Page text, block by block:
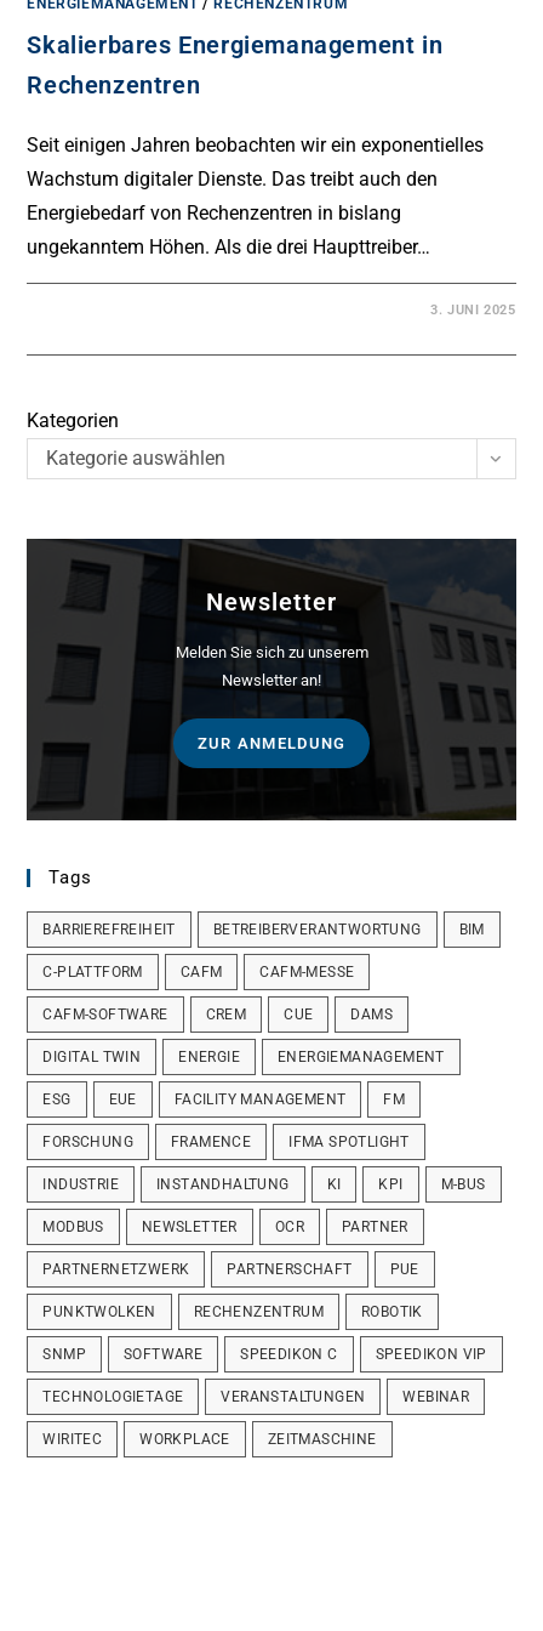
Skalierbares Energiemanagement in
Rechenzentren
Seit einigen Jahren beobachten wir ein exponentielles
Wachstum digitaler Dienste. Das treibt auch den
Energiebedarf von Rechenzentren in bislang
ungekanntem Höhen. Als die drei Haupttreiber…
3. JUNI 2025
Kategorien
Kategorie auswählen
Newsletter
Melden Sie sich zu unserem
Newsletter an!
ZUR ANMELDUNG
Tags
BARRIEREFREIHEIT BETREIBERVERANTWORTUNG BIM
C-PLATTFORM CAFM CAFM-MESSE
CAFM-SOFTWARE CREM CUE DAMS
DIGITAL TWIN ENERGIE ENERGIEMANAGEMENT
ESG EUE FACILITY MANAGEMENT FM
FORSCHUNG FRAMENCE IFMA SPOTLIGHT
INDUSTRIE INSTANDHALTUNG KI KPI M-BUS
MODBUS NEWSLETTER OCR PARTNER
PARTNERNETZWERK PARTNERSCHAFT PUE
PUNKTWOLKEN RECHENZENTRUM ROBOTIK
SNMP SOFTWARE SPEEDIKON C SPEEDIKON VIP
TECHNOLOGIETAGE VERANSTALTUNGEN WEBINAR
WIRITEC WORKPLACE ZEITMASCHINE